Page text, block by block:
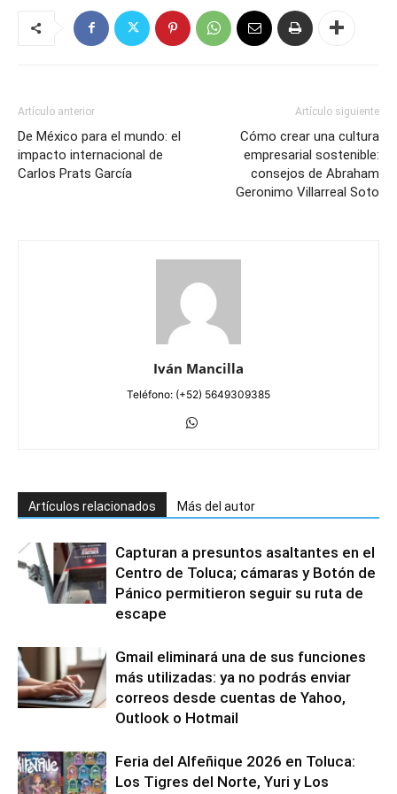
Artículo anterior
De México para el mundo: el
impacto internacional de
Carlos Prats García
Artículo siguiente
Cómo crear una cultura
empresarial sostenible:
consejos de Abraham
Geronimo Villarreal Soto
Iván Mancilla
Teléfono: (+52) 5649309385
Artículos relacionados Más del autor
Capturan a presuntos asaltantes en el
Centro de Toluca; cámaras y Botón de
Pánico permitieron seguir su ruta de
escape
Gmail eliminará una de sus funciones
más utilizadas: ya no podrás enviar
correos desde cuentas de Yahoo,
Outlook o Hotmail
Feria del Alfeñique 2026 en Toluca:
Los Tigres del Norte, Yuri y Los